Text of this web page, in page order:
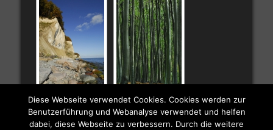
Diese Webseite verwendet Cookies. Cookies werden zur
Benutzerführung und Webanalyse verwendet und helfen
dabei, diese Webseite zu verbessern. Durch die weitere